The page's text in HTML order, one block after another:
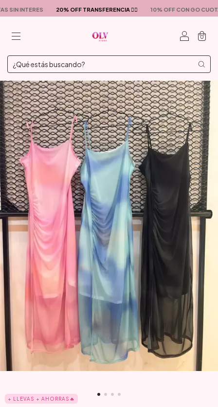
SIN INTERES 20% OFF TRANSFERENCIA ❤️‍🔥 10% OFF CON GO
0
+ LLEVAS + AHORRAS🔥